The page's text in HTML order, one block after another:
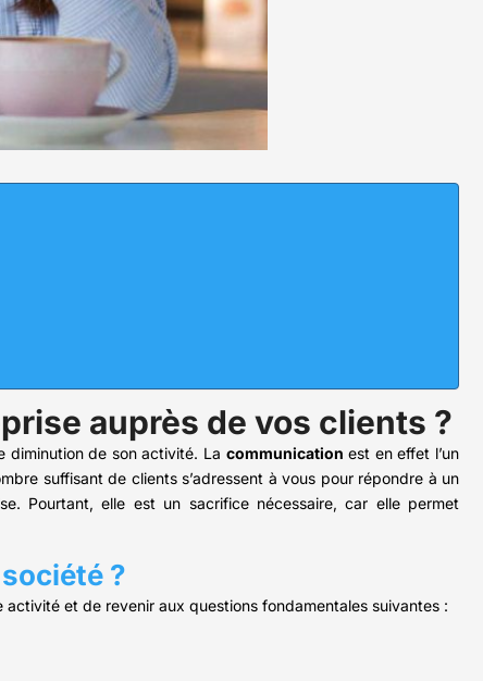
auprès de vos clients ?
diminution de son activité. La communication est en effet l’un
suffisant de clients s’adressent à vous pour répondre à un
Pourtant, elle est un sacrifice nécessaire, car elle permet
?
et de revenir aux questions fondamentales suivantes :